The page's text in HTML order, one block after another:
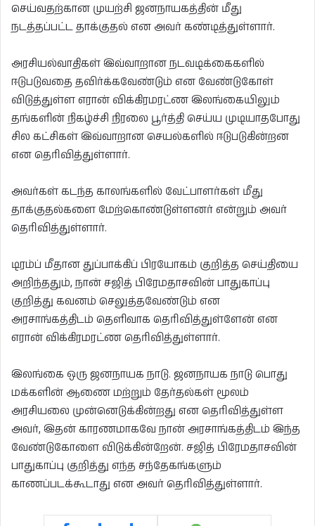
செய்வதற்கான முயற்சி ஜனநாயகத்தின் மீது
நடத்தப்பட்ட தாக்குதல் என அவர் கண்டித்துள்ளார்.
அரசியல்வாதிகள் இவ்வாறான நடவடிக்கைகளில்
ஈடுபடுவதை தவிர்க்கவேண்டும் என வேண்டுகோள்
விடுத்துள்ள எரான் விக்கிரமரட்ண இலங்கையிலும்
தங்களின் நிகழ்ச்சி நிரலை பூர்த்தி செய்ய முடியாதபோது
சில கட்சிகள் இவ்வாறான செயல்களில் ஈடுபடுகின்றன
என தெரிவித்துள்ளார்.
அவர்கள் கடந்த காலங்களில் வேட்பாளர்கள் மீது
தாக்குதல்களை மேற்கொண்டுள்ளனர் என்றும் அவர்
தெரிவித்துள்ளார்.
டிரம்ப் மீதான துப்பாக்கிப் பிரயோகம் குறித்த செய்தியை
அறிந்ததும், நான் சஜித் பிரேமதாசவின் பாதுகாப்பு
குறித்து கவனம் செலுத்தவேண்டும் என
அரசாங்கத்திடம் தெளிவாக தெரிவித்துள்ளேன் என
எரான் விக்கிரமரட்ண தெரிவித்துள்ளார்.
இலங்கை ஒரு ஜனநாயக நாடு. ஜனநாயக நாடு பொது
மக்களின் ஆணை மற்றும் தேர்தல்கள் மூலம்
அரசியலை முன்னெடுக்கின்றது என தெரிவித்துள்ள
அவர், இதன் காரணமாகவே நான் அரசாங்கத்திடம் இந்த
வேண்டுகோளை விடுக்கின்றேன். சஜித் பிரேமதாசவின்
பாதுகாப்பு குறித்து எந்த சந்தேகங்களும்
காணப்படக்கூடாது என அவர் தெரிவித்துள்ளார்.